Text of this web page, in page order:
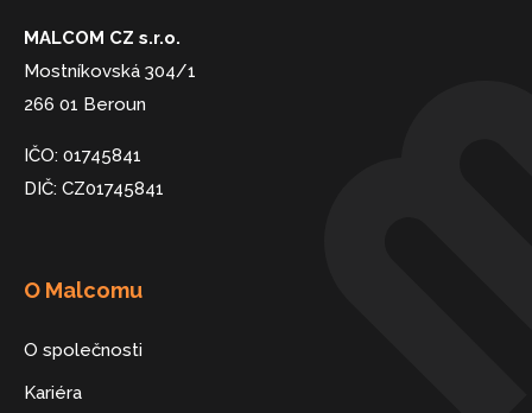
MALCOM CZ s.r.o.
Mostníkovská 304/1
266 01 Beroun
IČO: 01745841
DIČ: CZ01745841
O Malcomu
O společnosti
Kariéra